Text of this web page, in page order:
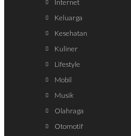
Internet
Keluarga
Kesehatan
Kuliner
Lifestyle
Mobil
Musik
Olahraga
Otomotif